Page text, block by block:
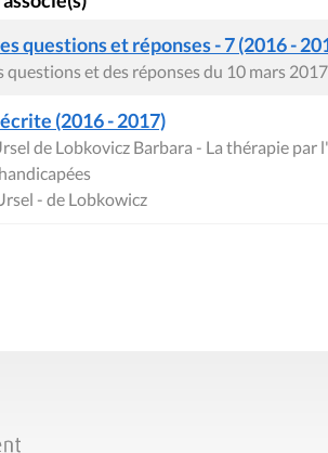
questions et réponses - 7 (2016 -
questions et des réponses du 10 mars 2017
(2016 - 2017)
de Lobkovicz Barbara - La thérapie
- de Lobkowicz